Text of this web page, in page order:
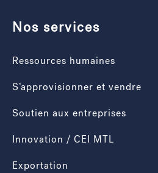
Nos services
Ressources humaines
S’approvisionner et vendre
Soutien aux entreprises
Innovation / CEI MTL
Exportation